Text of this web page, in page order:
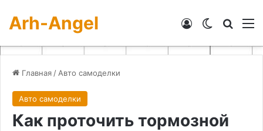
Arh-Angel Switch skin
Войти
Главная / Авто самоделки
Авто самоделки
Как проточить тормозной